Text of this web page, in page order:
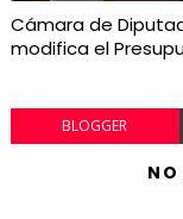
Cámara de
modifica el
BLOGGER
NO